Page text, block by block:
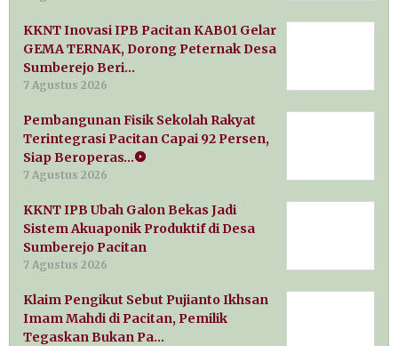
KKNT Inovasi IPB Pacitan KAB01 Gelar
GEMA TERNAK, Dorong Peternak Desa
Sumberejo Beri…
7 Agustus 2026
Pembangunan Fisik Sekolah Rakyat
Terintegrasi Pacitan Capai 92 Persen,
Siap Beroperas…
7 Agustus 2026
KKNT IPB Ubah Galon Bekas Jadi
Sistem Akuaponik Produktif di Desa
Sumberejo Pacitan
7 Agustus 2026
Klaim Pengikut Sebut Pujianto Ikhsan
Imam Mahdi di Pacitan, Pemilik
Tegaskan Bukan Pa…